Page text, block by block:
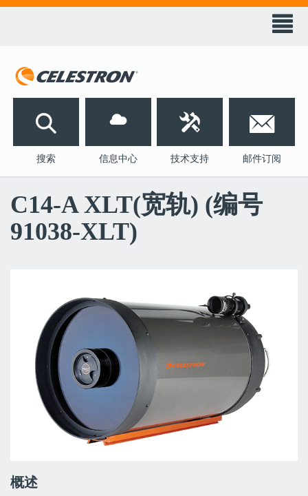
天
技
󰀭
搜索 信息中心

技术支持

邮件订阅
C14-A XLT(宽轨) (编号
91038-XLT)
概述